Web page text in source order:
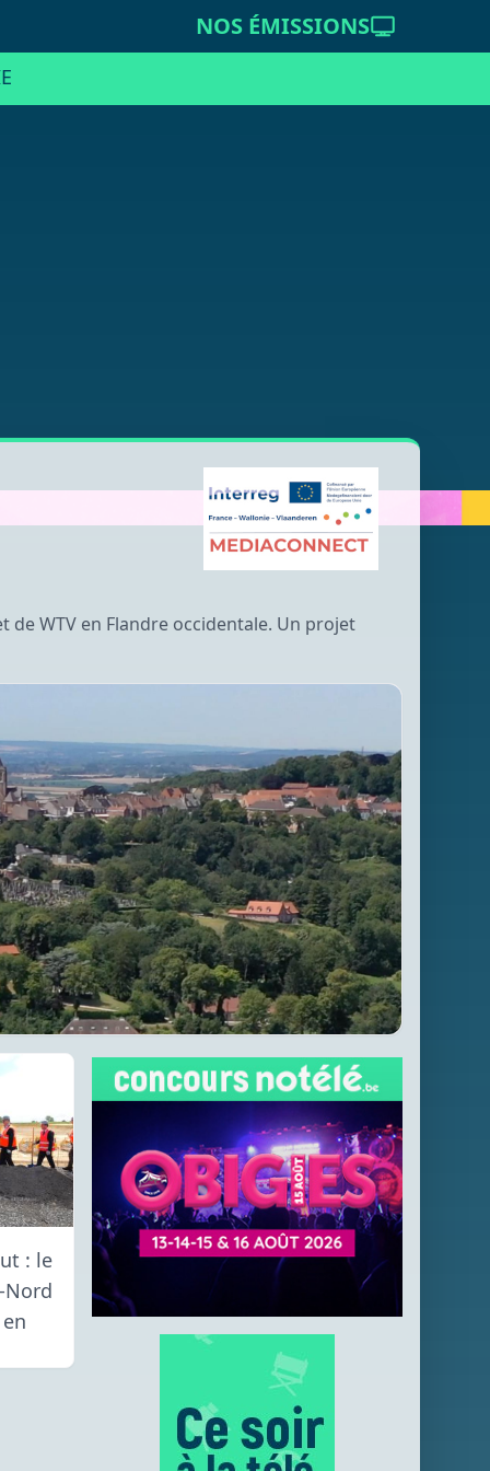
NOS ÉMISSIONS
de WTV en Flandre occidentale. Un projet
: le
Nord